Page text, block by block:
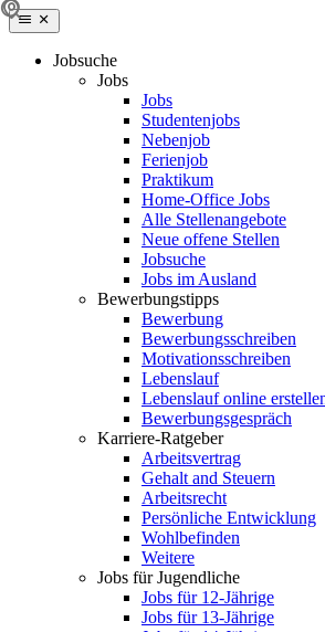
Jobsuche
Jobs
Jobs
Studentenjobs
Nebenjob
Ferienjob
Praktikum
Home-Office Jobs
Alle Stellenangebote
Neue offene Stellen
Jobsuche
Jobs im Ausland
Bewerbungstipps
Bewerbung
Bewerbungsschreiben
Motivationsschreiben
Lebenslauf
Lebenslauf online
Bewerbungsgespräch
Karriere-Ratgeber
Arbeitsvertrag
Gehalt and Steuern
Arbeitsrecht
Persönliche Entwicklung
Wohlbefinden
Weitere
Jobs für Jugendliche
Jobs für 12-Jährige
Jobs für 13-Jährige